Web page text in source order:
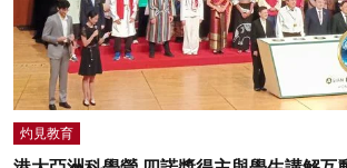
灼見教育